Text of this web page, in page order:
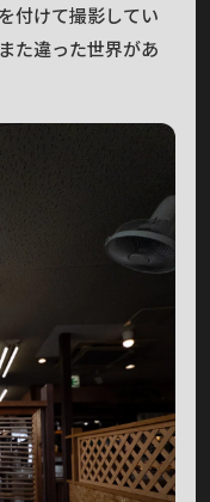
付けて撮影してい
た違った世界があ